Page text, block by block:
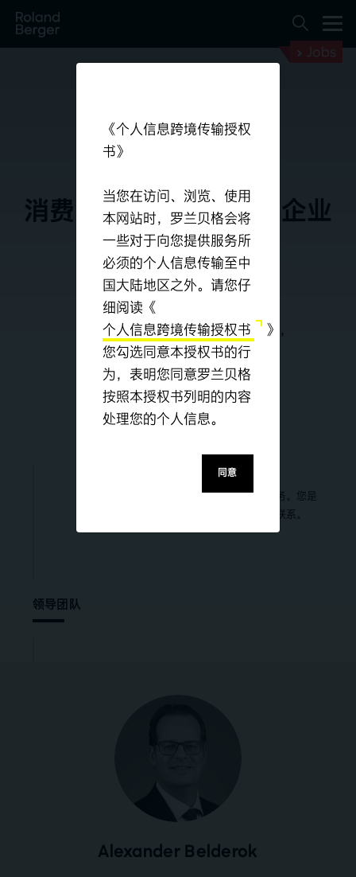
Jobs
《个人信息跨境传输授权
书》
当您在访问、浏览、使用
本网站时，罗兰贝格会将
一些对于向您提供服务所
必须的个人信息传输至中
国大陆地区之外。请您仔
细阅读《
个人信息跨境传输授权书
》，
您勾选同意本授权书的行
为，表明您同意罗兰贝格
按照本授权书列明的内容
处理您的个人信息。
同意
消费品、零售与农产品企业
我们的全球跨行业专家网络
订阅我们的时事通讯
Publications
Consulting Services
我们的专家团队为全球各行业的客户提供服务。您是
否已为业务提升做好准备？欢迎随时与我们联系。
领导团队
Alexander Belderok